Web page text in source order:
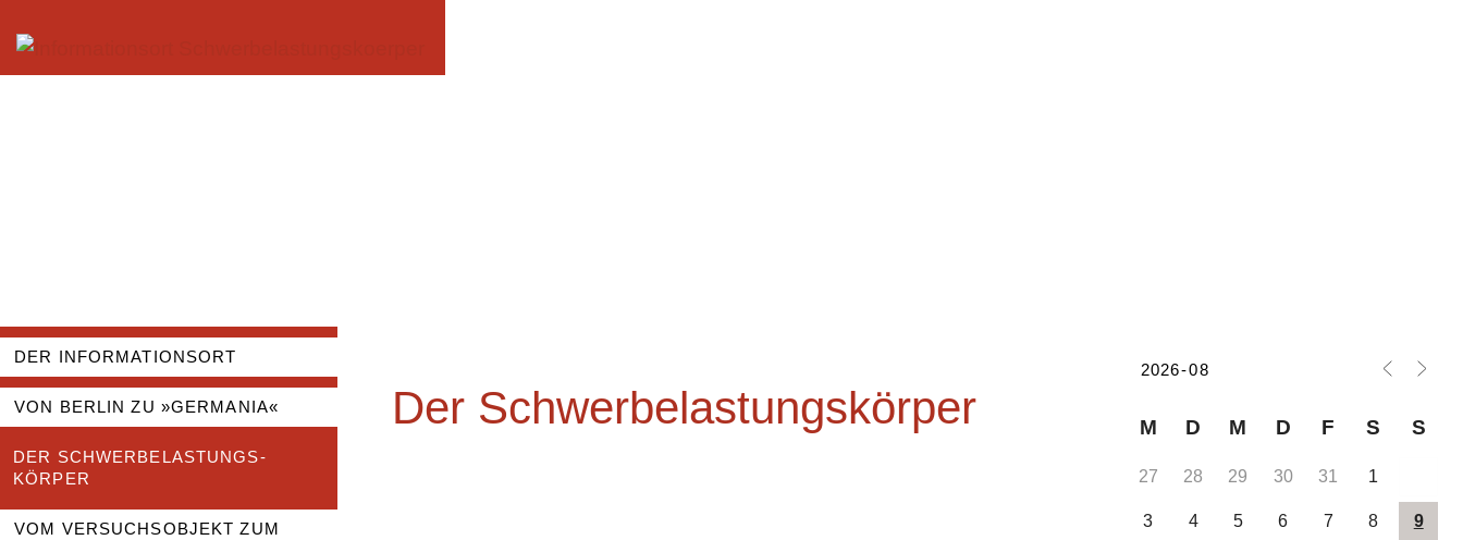
Der Schwerbelastungskörper
DER INFORMATIONSORT
VON BERLIN ZU »GERMANIA«
DER SCHWER­BELASTUNGS­
KÖRPER
VOM VERSUCHSOBJEKT ZUM
M D M D F S S
27 28 29 30 31 1
3 4 5 6 7 8 9